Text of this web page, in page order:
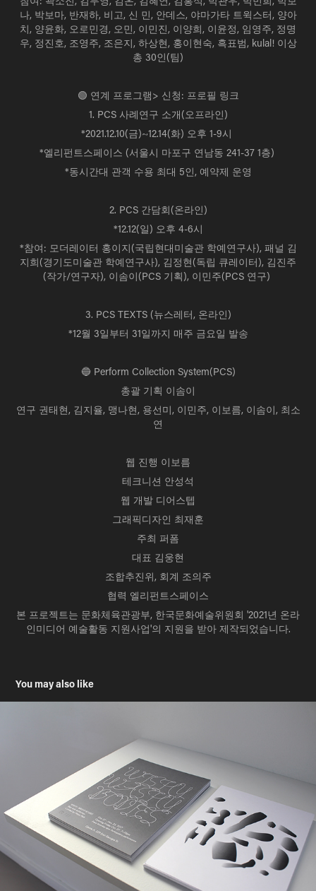
나, 박보마, 반재하, 비고, 신 민, 안데스, 야마가타 트윅스터, 양아
치, 양윤화, 오로민경, 오민, 이민진, 이양희, 이윤정, 임영주, 정명
우, 정진호, 조영주, 조은지, 하상현, 홍이현숙, 흑표범, kulal! 이상
총 30인(팀)
🟢 연계 프로그램> 신청: 프로필 링크
1. PCS 사례연구 소개(오프라인)
*2021.12.10(금)~12.14(화) 오후 1-9시
*엘리펀트스페이스 (서울시 마포구 연남동 241-37 1층)
*동시간대 관객 수용 최대 5인, 예약제 운영
2. PCS 간담회(온라인)
*12.12(일) 오후 4-6시
*참여: 모더레이터 홍이지(국립현대미술관 학예연구사), 패널 김
지희(경기도미술관 학예연구사), 김정현(독립 큐레이터), 김진주
(작가/연구자), 이솜이(PCS 기획), 이민주(PCS 연구)
3. PCS TEXTS (뉴스레터, 온라인)
*12월 3일부터 31일까지 매주 금요일 발송
🔵 Perform Collection System(PCS)
총괄 기획 이솜이
연구 권태현, 김지율, 맹나현, 용선미, 이민주, 이보름, 이솜이, 최소
연
웹 진행 이보름
테크니션 안성석
웹 개발 디어스텝
그래픽디자인 최재훈
주최 퍼폼
대표 김웅현
조합추진위, 회계 조의주
협력 엘리펀트스페이스
본 프로젝트는 문화체육관광부, 한국문화예술위원회 '2021년 온라
인미디어 예술활동 지원사업'의 지원을 받아 제작되었습니다.
You may also like